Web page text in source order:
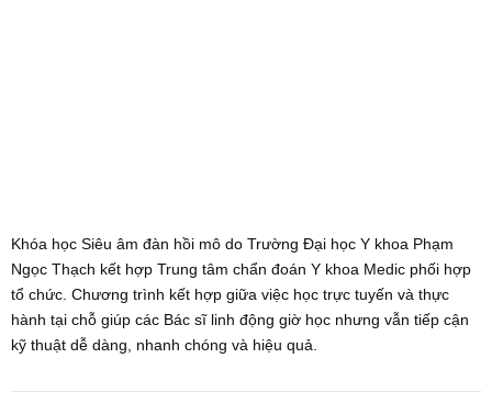
Khóa học Siêu âm đàn hồi mô do Trường Đại học Y khoa Phạm
Ngọc Thạch kết hợp Trung tâm chẩn đoán Y khoa Medic phối hợp
tổ chức. Chương trình kết hợp giữa việc học trực tuyến và thực
hành tại chỗ giúp các Bác sĩ linh động giờ học nhưng vẫn tiếp cận
kỹ thuật dễ dàng, nhanh chóng và hiệu quả.